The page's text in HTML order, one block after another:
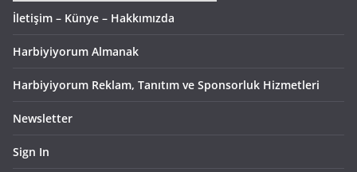
İletişim – Künye – Hakkımızda
Harbiyiyorum Almanak
Harbiyiyorum Reklam, Tanıtım ve Sponsorluk Hizmetleri
Newsletter
Sign In